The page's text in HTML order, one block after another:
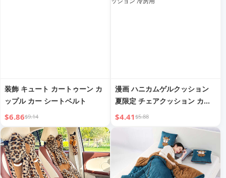
装飾 キュート カートゥーン カ
ップル カー シートベルト
$6.86$9.14
漫画 ハニカムゲルクッション
夏限定 チェアクッション カー
シートクッション ジェリークッ
ション クールソファクッション
$4.41$5.88